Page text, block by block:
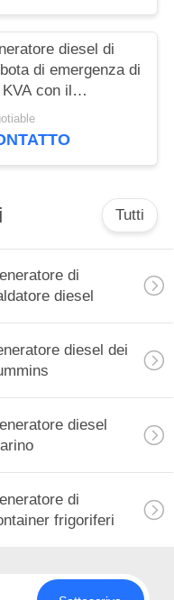
diesel di
di emergenza di
KVA con il
elettrico
Tutti
di
diesel
diesel dei
diesel
di
frigoriferi